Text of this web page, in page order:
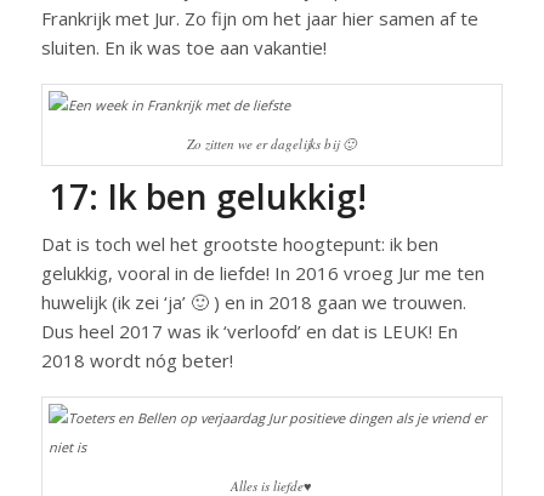
Frankrijk met Jur. Zo fijn om het jaar hier samen af te
sluiten. En ik was toe aan vakantie!
Zo zitten we er dagelijks bij 🙂
17: Ik ben gelukkig!
Dat is toch wel het grootste hoogtepunt: ik ben
gelukkig, vooral in de liefde! In 2016 vroeg Jur me ten
huwelijk (ik zei ‘ja’ 🙂 ) en in 2018 gaan we trouwen.
Dus heel 2017 was ik ‘verloofd’ en dat is LEUK! En
2018 wordt nóg beter!
Alles is liefde♥